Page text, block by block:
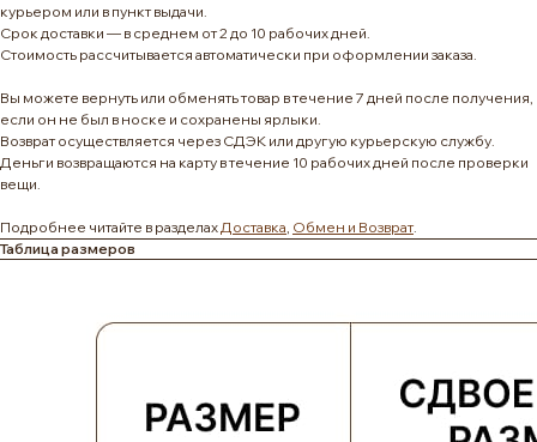
курьером или в пункт выдачи.
Срок доставки — в среднем от 2 до 10 рабочих дней.
Стоимость рассчитывается автоматически при оформлении заказа.
Вы можете вернуть или обменять товар в течение 7 дней после получения,
если он не был в носке и сохранены ярлыки.
Возврат осуществляется через СДЭК или другую курьерскую службу.
Деньги возвращаются на карту в течение 10 рабочих дней после проверки
вещи.
Подробнее читайте в разделах Доставка Обмен и Возврат.
Таблица размеров